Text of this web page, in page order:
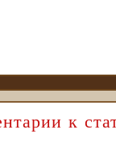
к